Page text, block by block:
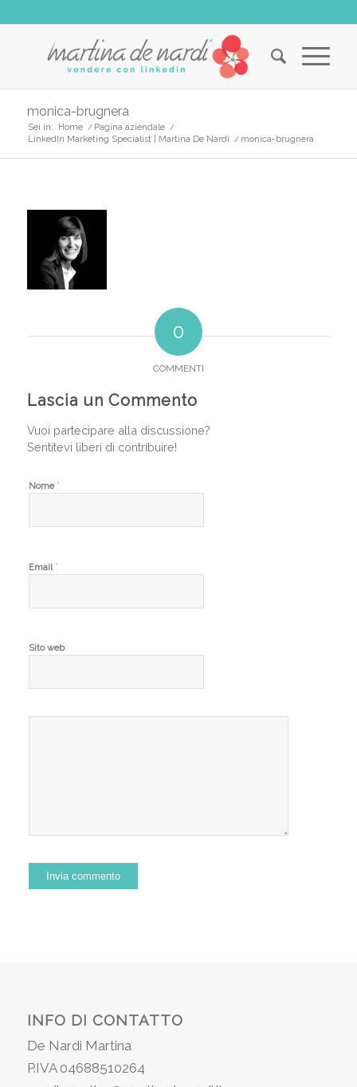
monica-brugnera
Sei in: Home / Pagina aziendale /
LinkedIn Marketing Specialist | Martina De Nardi / monica-brugnera
0
COMMENTI
Lascia un Commento
Vuoi partecipare alla discussione?
Sentitevi liberi di contribuire!
Nome *
Email *
Sito web
INFO DI CONTATTO
De Nardi Martina
P.IVA 04688510264